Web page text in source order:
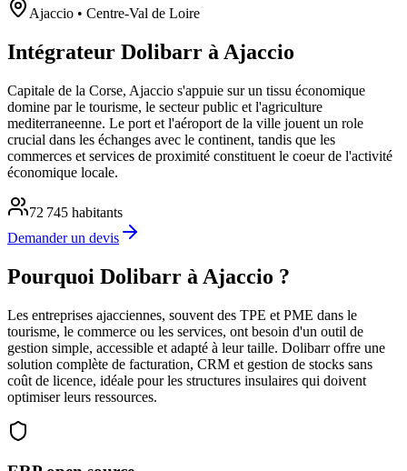
Ajaccio • Centre-Val de Loire
Intégrateur Dolibarr à Ajaccio
Capitale de la Corse, Ajaccio s'appuie sur un tissu économique
domine par le tourisme, le secteur public et l'agriculture
mediterraneenne. Le port et l'aéroport de la ville jouent un role
crucial dans les échanges avec le continent, tandis que les
commerces et services de proximité constituent le coeur de l'activité
économique locale.
72 745 habitants
Demander un devis
Pourquoi Dolibarr à Ajaccio ?
Les entreprises ajacciennes, souvent des TPE et PME dans le
tourisme, le commerce ou les services, ont besoin d'un outil de
gestion simple, accessible et adapté à leur taille. Dolibarr offre une
solution complète de facturation, CRM et gestion de stocks sans
coût de licence, idéale pour les structures insulaires qui doivent
optimiser leurs ressources.